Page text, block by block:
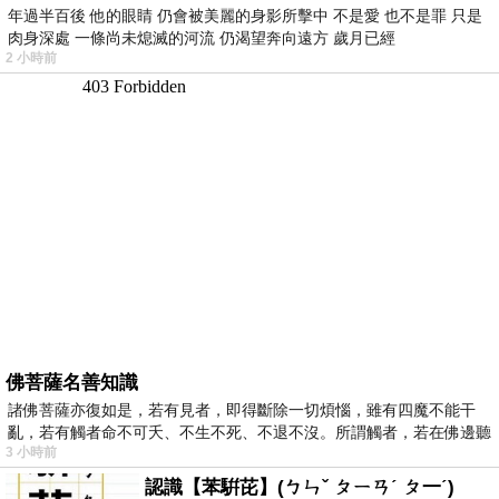
年過半百後 他的眼睛 仍會被美麗的身影所擊中 不是愛 也不是罪 只是
肉身深處 一條尚未熄滅的河流 仍渴望奔向遠方 歲月已經
2 小時前
佛菩薩名善知識
諸佛菩薩亦復如是，若有見者，即得斷除一切煩惱，雖有四魔不能干
亂，若有觸者命不可夭、不生不死、不退不沒。所謂觸者，若在佛邊聽
受
3 小時前
認識【苯騈芘】(ㄅㄣˇ ㄆㄧㄢˊ ㄆ一ˊ)